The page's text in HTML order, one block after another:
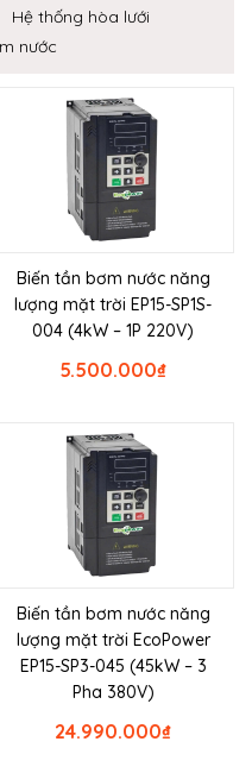
Hệ thống hòa lưới
nước
Biến tần bơm nước năng
lượng mặt trời EP15-SP1S-
004 (4kW – 1P 220V)
₫
5.500.000
Biến tần bơm nước năng
lượng mặt trời EcoPower
EP15-SP3-045 (45kW – 3
Pha 380V)
₫
24.990.000